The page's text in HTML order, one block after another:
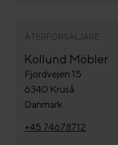
ÅTERFÖRSÄLJARE
Kollund Möbler
Fjordvejen 15
6340 Kruså
Danmark
+45 74678712